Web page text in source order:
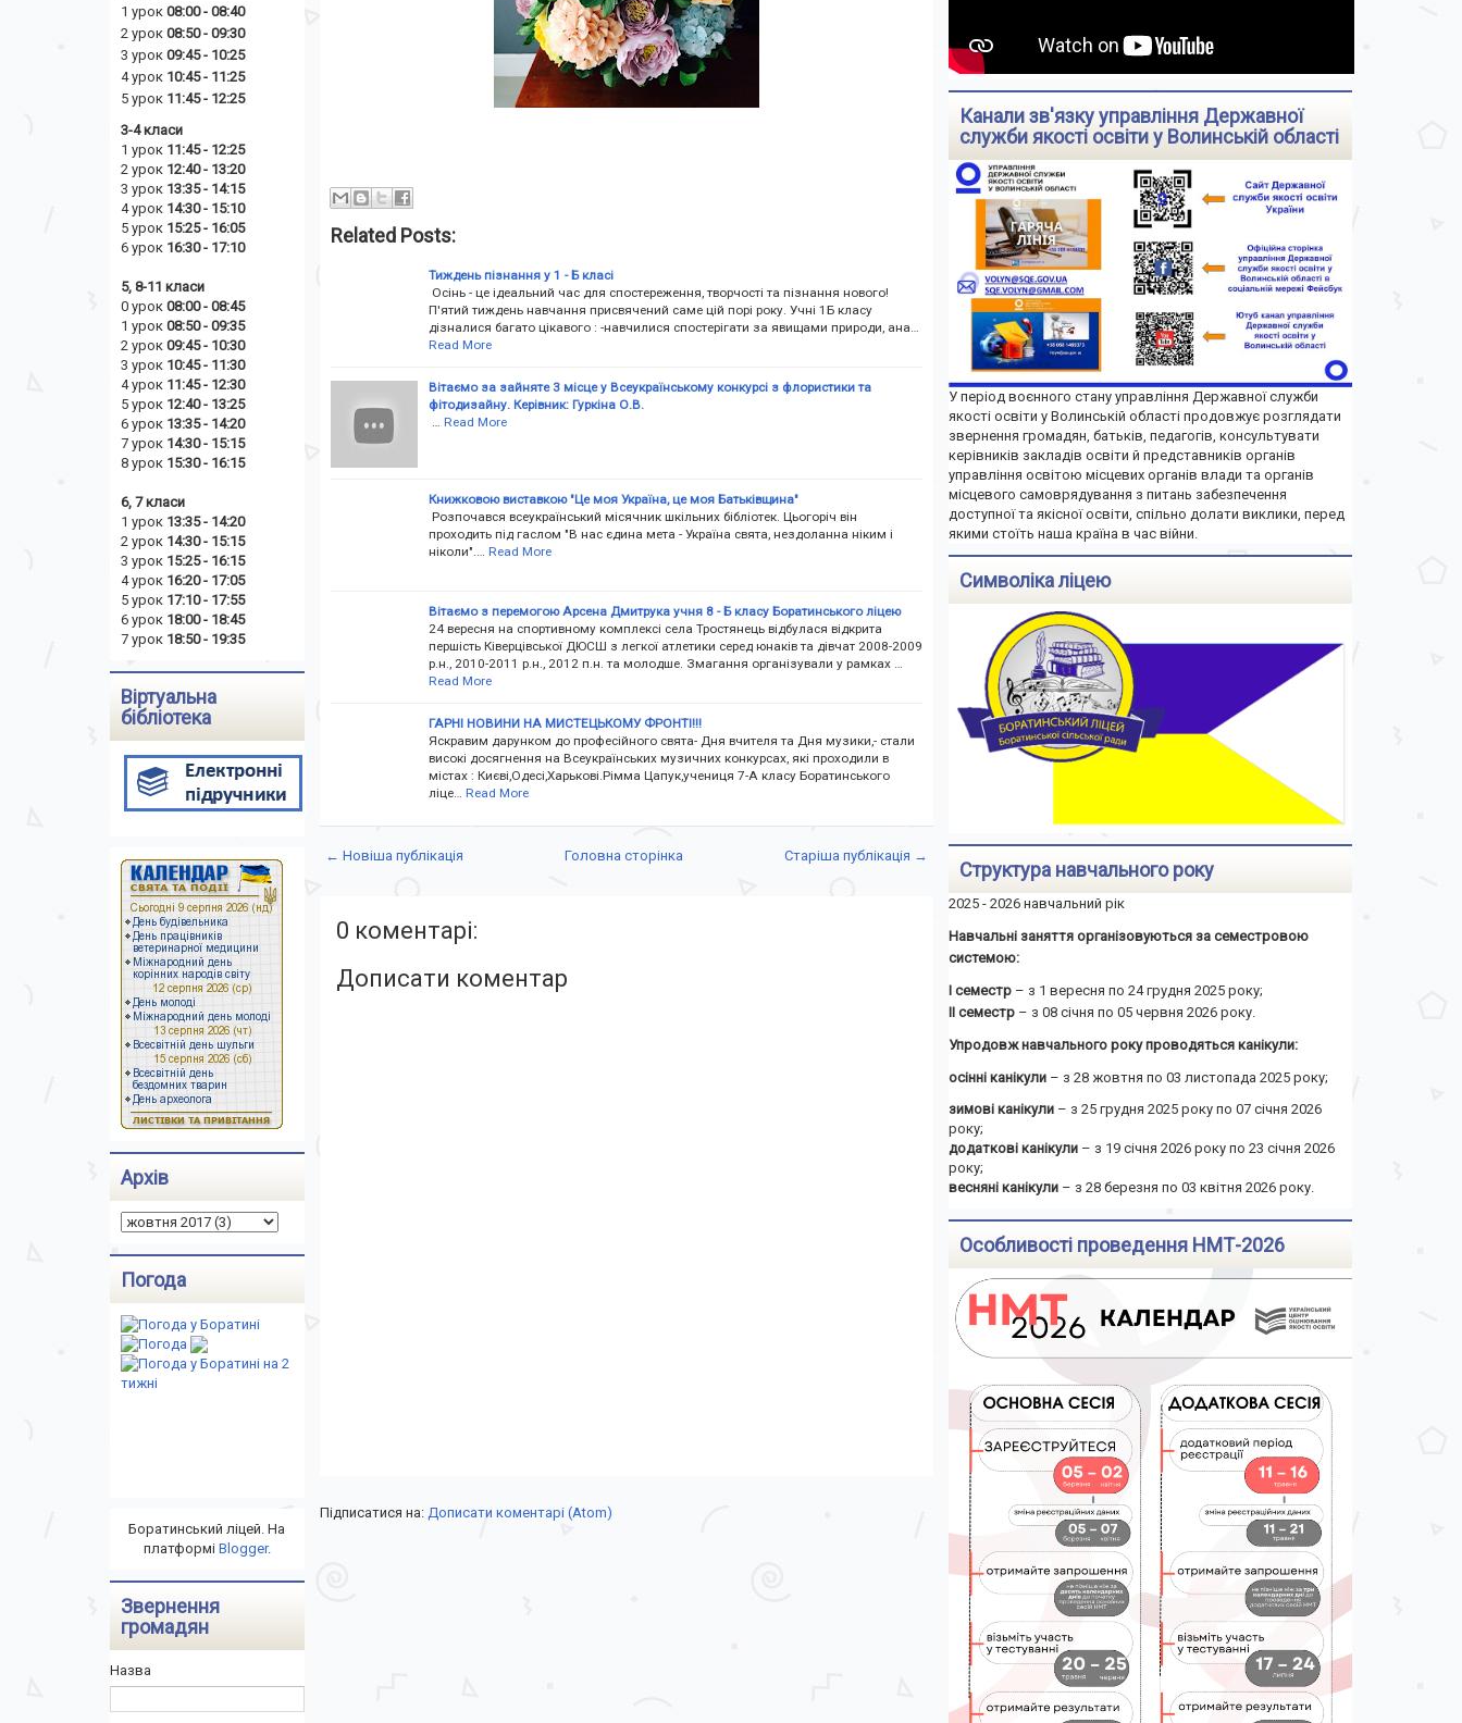
Related Posts:
Тиждень пізнання у 1 - Б класі
Осінь - це ідеальний час для спостереження, творчості та пізнання нового!
П'ятий тиждень навчання присвячений саме цій порі року. Учні 1Б класу
дізналися багато цікавого : -навчилися спостерігати за явищами природи, ана…
Read More
Вітаємо за зайняте 3 місце у Всеукраїнському конкурсі з флористики та
фітодизайну. Керівник: Гуркіна О.В.
Read More
Книжковою виставкою "Це моя Україна, це моя Батьківщина"
Розпочався всеукраїнський місячник шкільних бібліотек. Цьогоріч він
проходить під гаслом "В нас єдина мета - Україна свята, нездоланна ніким і
ніколи".…
Read More
Вітаємо з перемогою Арсена Дмитрука учня 8 - Б класу Боратинського ліцею
24 вересня на спортивному комплексі села Тростянець відбулася відкрита
першість Ківерцівської ДЮСШ з легкої атлетики серед юнаків та дівчат 2008-2009
р.н., 2010-2011 р.н., 2012 п.н. та молодше. Змагання організували у рамках …
Read More
ГАРНІ НОВИНИ НА МИСТЕЦЬКОМУ ФРОНТІ!!!
Яскравим дарунком до професійного свята- Дня вчителя та Дня музики,- стали
високі досягнення на Всеукраїнських музичних конкурсах, які проходили в
містах : Києві,Одесі,Харькові.Рімма Цапук,учениця 7-А класу Боратинського
ліце…
Read More
← Новіша публікація Старіша публікація →
Головна сторінка
0 коментарі:
Дописати коментар
Підписатися на: Дописати коментарі (Atom)
1 урок 08:00 - 08:40
2 урок 08:50 - 09:30
3 урок 09:45 - 10:25
4 урок 10:45 - 11:25
5 урок 11:45 - 12:25
3-4 класи
1 урок 11:45 - 12:25
2 урок 12:40 - 13:20
3 урок 13:35 - 14:15
4 урок 14:30 - 15:10
5 урок 15:25 - 16:05
6 урок 16:30 - 17:10
5, 8-11 класи
0 урок 08:00 - 08:45
1 урок 08:50 - 09:35
2 урок 09:45 - 10:30
3 урок 10:45 - 11:30
4 урок 11:45 - 12:30
5 урок 12:40 - 13:25
6 урок 13:35 - 14:20
7 урок 14:30 - 15:15
8 урок 15:30 - 16:15
6, 7 класи
1 урок 13:35 - 14:20
2 урок 14:30 - 15:15
3 урок 15:25 - 16:15
4 урок 16:20 - 17:05
5 урок 17:10 - 17:55
6 урок 18:00 - 18:45
7 урок 18:50 - 19:35
Віртуальна
бібліотека
Архів
Погода
Боратинський ліцей. На
платформі Blogger.
Звернення
громадян
Назва
Канали зв'язку управління Державної
служби якості освіти у Волинській області
У період воєнного стану управління Державної служби
якості освіти у Волинській області продовжує розглядати
звернення громадян, батьків, педагогів, консультувати
керівників закладів освіти й представників органів
управління освітою місцевих органів влади та органів
місцевого самоврядування з питань забезпечення
доступної та якісної освіти, спільно долати виклики, перед
якими стоїть наша країна в час війни.
Символіка ліцею
Структура навчального року
2025 - 2026 навчальний рік
Навчальні заняття організовуються за семестровою
системою:
І семестр– з 1 вересня по 24 грудня 2025 року;
ІІ семестр– з 08 січня по 05 червня 2026 року.
Упродовж навчального року проводяться канікули:
осінні канікули– з 28 жовтня по 03 листопада 2025 року;
зимові канікули– з 25 грудня 2025 року по 07 січня 2026
року;
додаткові канікули– з 19 січня 2026 року по 23 січня 2026
року;
весняні канікули– з 28 березня по 03 квітня 2026 року.
Особливості проведення НМТ-2026